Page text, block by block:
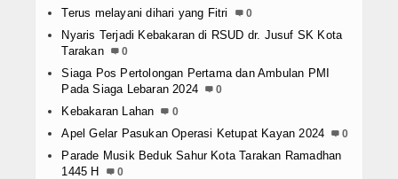
Madya
Wira
KSR
Melayani Tanpa Mengenal Waktu Untuk
Kebakaran Yang Terjadi PT. Dachan Mustika
Mengikuti Sayembara Logo Desain
Kebakaran Yang Terjadi Daerah Kampung
Pelayanan Medis pada Upacara Peringatan
Melayani Tanpa Mengenal Waktu Untuk
Kebakaran Yang Terjadi PT. Dachan Mustika
Terus melayani dihari yang Fitri 0
Nyaris Terjadi Kebakaran di RSUD dr. Jusuf SK Kota
Tarakan
0
Siaga Pos Pertolongan Pertama dan Ambulan PMI
Pada Siaga Lebaran 2024
0
Kebakaran Lahan 0
Apel Gelar Pasukan Operasi Ketupat Kayan 2024 0
Parade Musik Beduk Sahur Kota Tarakan Ramadhan
1445 H
0